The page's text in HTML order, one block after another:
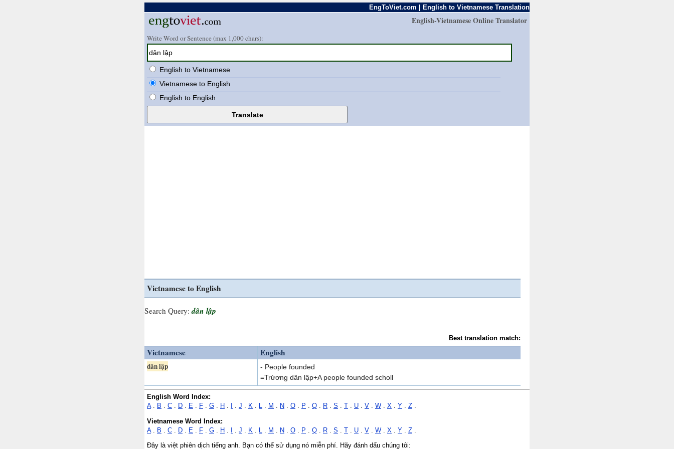
EngToViet.com | English to Vietnamese Translation
English-Vietnamese Online Translator
Write Word or Sentence (max 1,000 chars):
English to Vietnamese
Vietnamese to English
English to English
Vietnamese to English
Search Query: dân lập
Best translation match:
Vietnamese English
dân lập
- People founded
=Trừơng dân lập+A people founded scholl
English Word Index:
A. B . C . D . E . F . G . H . . J . K . L . M . N . O . P . Q . R . S . . U . V . W . X . Y . Z .
Vietnamese Word Index:
A. B C D E F G H J K M N O P Q R S T U V W X Y Z
Đây là việt phiên dịch tiếng anh. Bạn có thể sử dụng nó miễn phí. Hãy đánh dấu chúng tôi: